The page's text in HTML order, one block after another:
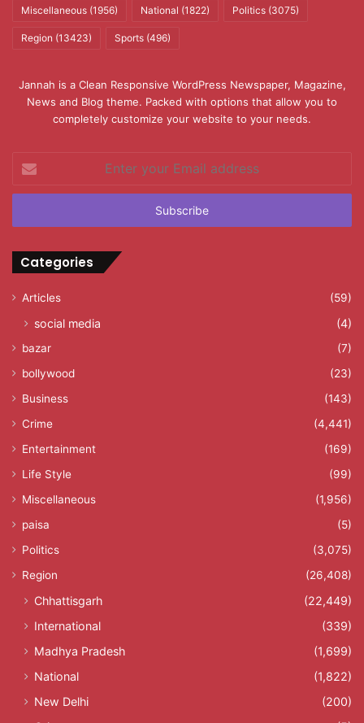
Miscellaneous (1956) National (1822) Politics (3075)
Region (13423) Sports (496)
Jannah is a Clean Responsive WordPress Newspaper, Magazine,
News and Blog theme. Packed with options that allow you to
completely customize your website to your needs.
your
Email
Categories
Articles (59)
social media (4)
bazar
(7)
bollywood
(23)
Business
(143)
Crime
(4,441)
Entertainment
(169)
Life Style
(99)
Miscellaneous
(1,956)
paisa
(5)
Politics
(3,075)
Region
(26,408)
Chhattisgarh
(22,449)
International
(339)
Madhya Pradesh
(1,699)
National
(1,822)
New Delhi
(200)